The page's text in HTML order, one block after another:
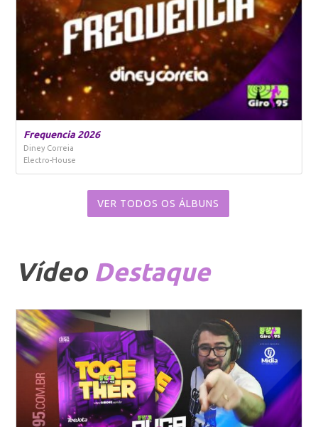
Frequencia 2026
Diney Correia
Electro-House
VER TODOS OS ÁLBUNS
Vídeo Destaque